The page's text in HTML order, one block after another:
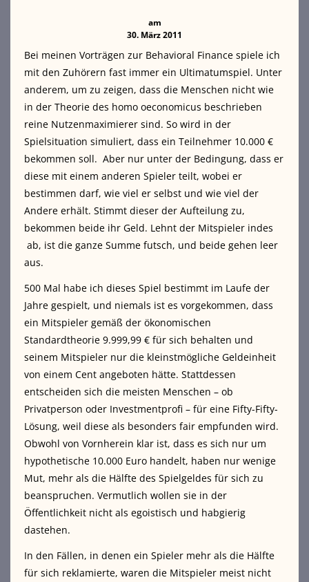
am
30. März 2011
Bei meinen Vorträgen zur Behavioral Finance spiele ich
mit den Zuhörern fast immer ein Ultimatumspiel. Unter
anderem, um zu zeigen, dass die Menschen nicht wie
in der Theorie des homo oeconomicus beschrieben
reine Nutzenmaximierer sind. So wird in der
Spielsituation simuliert, dass ein Teilnehmer 10.000 €
bekommen soll. Aber nur unter der Bedingung, dass er
diese mit einem anderen Spieler teilt, wobei er
bestimmen darf, wie viel er selbst und wie viel der
Andere erhält. Stimmt dieser der Aufteilung zu,
bekommen beide ihr Geld. Lehnt der Mitspieler indes
ab, ist die ganze Summe futsch, und beide gehen leer
aus.
500 Mal habe ich dieses Spiel bestimmt im Laufe der
Jahre gespielt, und niemals ist es vorgekommen, dass
ein Mitspieler gemäß der ökonomischen
Standardtheorie 9.999,99 € für sich behalten und
seinem Mitspieler nur die kleinstmögliche Geldeinheit
von einem Cent angeboten hätte. Stattdessen
entscheiden sich die meisten Menschen – ob
Privatperson oder Investmentprofi – für eine Fifty-Fifty-
Lösung, weil diese als besonders fair empfunden wird.
Obwohl von Vornherein klar ist, dass es sich nur um
hypothetische 10.000 Euro handelt, haben nur wenige
Mut, mehr als die Hälfte des Spielgeldes für sich zu
beanspruchen. Vermutlich wollen sie in der
Öffentlichkeit nicht als egoistisch und habgierig
dastehen.
In den Fällen, in denen ein Spieler mehr als die Hälfte
für sich reklamierte, waren die Mitspieler meist nicht